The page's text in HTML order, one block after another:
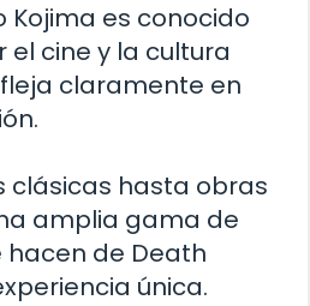
Kojima es conocido
el cine y la cultura
claramente en
clásicas hasta obras
amplia gama de
hacen de Death
única.